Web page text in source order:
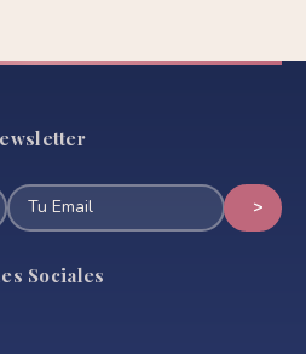
Sociales